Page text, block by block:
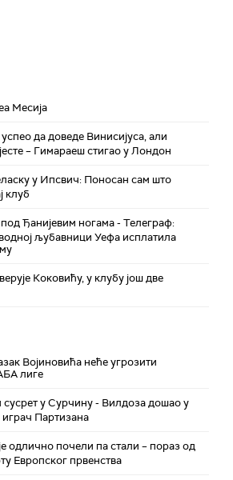
Месија
да доведе Винисијуса, али
– Гимараеш стигао у Лондон
у Ипсвич: Поносан сам што
клуб
Ђанијевим ногама - Телеграф:
љубавници Уефа исплатила
Коковићу, у клубу још две
Војиновића неће угрозити
лиге
у Сурчину - Вилдоза дошао у
Партизана
одлично почели па стали – пораз од
Европског првенства